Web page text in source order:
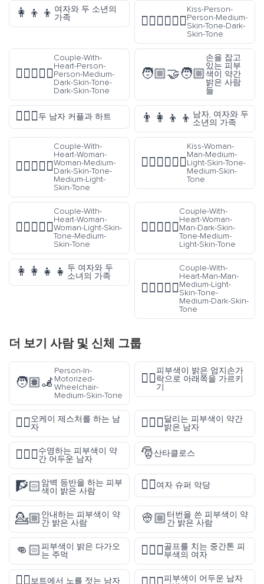
👩‍👦‍👦 여자와 두 소년의
가족
🧑🏽‍❤️‍💋‍🧑🏿
Kiss-Person-
Person-Medium-
Skin-Tone-Dark-
Skin-Tone
🧑🏾‍❤️‍🧑🏿
Couple-With-
Heart-Person-
Person-Medium-
Dark-Skin-Tone-
Dark-Skin-Tone
🧑🏼‍🤝‍🧑🏼
손을 잡고
있는 피부
색이 약간
밝은 사람
들
👨‍❤️‍👨두 남자 커플과 하트 👨‍👩‍👦‍👦 남자, 여자와 두
소년의 가족
👩🏾‍❤️‍👩🏼
Couple-With-
Heart-Woman-
Woman-Medium-
Dark-Skin-Tone-
Medium-Light-
Skin-Tone
👩🏼‍❤️‍💋‍👨🏽
Kiss-Woman-
Man-Medium-
Light-Skin-Tone-
Medium-Skin-
Tone
👩🏻‍❤️‍👩🏽
Couple-With-
Heart-Woman-
Woman-Light-Skin-
Tone-Medium-
Skin-Tone
👩🏿‍❤️‍👨🏼
Couple-With-
Heart-Woman-
Man-Dark-Skin-
Tone-Medium-
Light-Skin-Tone
👩‍👩‍👧‍👧 두 여자와 두
소녀의 가족
👨🏼‍❤️‍👨🏾
Couple-With-
Heart-Man-Man-
Medium-Light-
Skin-Tone-
Medium-Dark-Skin-
Tone
더 보기 사람 및 신체 그룹
🧑🏽‍🦼
Person-In-
Motorized-
Wheelchair-
Medium-Skin-Tone
👎🏻
피부색이 밝은 엄지손가
락으로 아래쪽을 가르키
기
🙆‍♂️오케이 제스처를 하는 남
자
🏃🏼‍♂️달리는 피부색이 약간
밝은 남자
🏊🏾‍♂️수영하는 피부색이 약
간 어두운 남자
🎅산타클로스
🧗🏻암벽 등반을 하는 피부
색이 밝은 사람
🦹‍♀️여자 슈퍼 악당
💁🏼안내하는 피부색이 약
간 밝은 사람
👳🏼터번을 쓴 피부색이 약
간 밝은 사람
👊🏻피부색이 밝은 다가오
는 주먹
🏌🏽‍♀️골프를 치는 중간톤 피
부색의 여자
🚣‍♂️ 보트에서 노를 젓는 남자
피부색이 어두운 남자